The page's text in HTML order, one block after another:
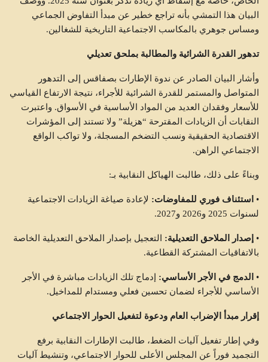
البيان هذا التمشي بأنه تراجع خطير عن مبدأ التفاوض الجماعي
ومساس جوهري بالمكاسب الاجتماعية التاريخية للشغالين.
تدهور القدرة الشرائية والمطالبة بملحق تعديلي
وأشار البيان الصادر عن ندوة الإطارات بصفاقس إلى التدهور
المتواصل والمستمر للقدرة الشرائية للأجراء، نتيجة الارتفاع القياسي
للأسعار وفقدان العديد من المواد الأساسية في الأسواق. واعتبرت
النقابات أن الزيادات المقترحة “هزيلة” ولا تستند إلى المؤشرات
الاقتصادية الحقيقية ونسب التضخم المسجلة، ولا تواكب الواقع
الاجتماعي الراهن.
وبناءً على ذلك، طالبت الهياكل النقابية بـ:
• استئناف فوري للمفاوضات: لإعادة صياغة الزيادات الاجتماعية
لسنوات 2025 و2026 و2027.
• إصدار الملاحق التعديلية: التعجيل بإصدار الملاحق التعديلية الخاصة
بالاتفاقيات المشتركة القطاعية.
• الدمج في الأجر الأساسي: إدماج تلك الزيادات مباشرة في الأجر
الأساسي للأجراء لضمان تحسين فعلي ومستدام للمداخيل.
إقرار مبدأ الإضراب العام ودعوة لتفعيل الحوار الاجتماعي
وفي إطار تفعيل آليات الضغط، طالبت الإطارات النقابية برفع
التجميد فوراً عن المجلس الأعلى للحوار الاجتماعي، وتنشيط آليات